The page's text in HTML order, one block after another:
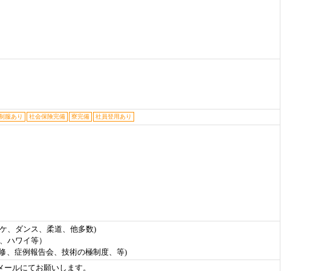
服あり 社会保険完備 寮完備 社員登用あり
、ダンス、柔道、他多数)
ハワイ等）
、症例報告会、技術の極制度、等)
ルにてお願いします。